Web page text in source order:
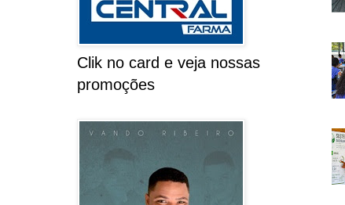
Clik no card e veja nossas
promoções